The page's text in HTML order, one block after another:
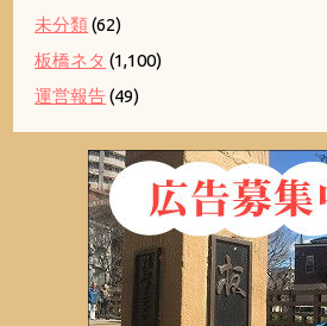
未分類(62)
板橋ネタ (1,100)
運営報告(49)